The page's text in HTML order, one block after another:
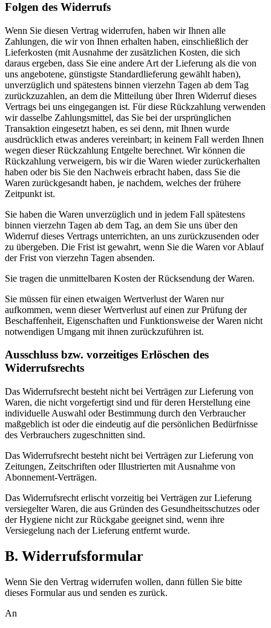
Folgen des Widerrufs
Wenn Sie diesen Vertrag widerrufen, haben wir Ihnen alle
Zahlungen, die wir von Ihnen erhalten haben, einschließlich der
Lieferkosten (mit Ausnahme der zusätzlichen Kosten, die sich
daraus ergeben, dass Sie eine andere Art der Lieferung als die von
uns angebotene, günstigste Standardlieferung gewählt haben),
unverzüglich und spätestens binnen vierzehn Tagen ab dem Tag
zurückzuzahlen, an dem die Mitteilung über Ihren Widerruf dieses
Vertrags bei uns eingegangen ist. Für diese Rückzahlung verwenden
wir dasselbe Zahlungsmittel, das Sie bei der ursprünglichen
Transaktion eingesetzt haben, es sei denn, mit Ihnen wurde
ausdrücklich etwas anderes vereinbart; in keinem Fall werden Ihnen
wegen dieser Rückzahlung Entgelte berechnet. Wir können die
Rückzahlung verweigern, bis wir die Waren wieder zurückerhalten
haben oder bis Sie den Nachweis erbracht haben, dass Sie die
Waren zurückgesandt haben, je nachdem, welches der frühere
Zeitpunkt ist.
Sie haben die Waren unverzüglich und in jedem Fall spätestens
binnen vierzehn Tagen ab dem Tag, an dem Sie uns über den
Widerruf dieses Vertrags unterrichten, an uns zurückzusenden oder
zu übergeben. Die Frist ist gewahrt, wenn Sie die Waren vor Ablauf
der Frist von vierzehn Tagen absenden.
Sie tragen die unmittelbaren Kosten der Rücksendung der Waren.
Sie müssen für einen etwaigen Wertverlust der Waren nur
aufkommen, wenn dieser Wertverlust auf einen zur Prüfung der
Beschaffenheit, Eigenschaften und Funktionsweise der Waren nicht
notwendigen Umgang mit ihnen zurückzuführen ist.
Ausschluss bzw. vorzeitiges Erlöschen des
Widerrufsrechts
Das Widerrufsrecht besteht nicht bei Verträgen zur Lieferung von
Waren, die nicht vorgefertigt sind und für deren Herstellung eine
individuelle Auswahl oder Bestimmung durch den Verbraucher
maßgeblich ist oder die eindeutig auf die persönlichen Bedürfnisse
des Verbrauchers zugeschnitten sind.
Das Widerrufsrecht besteht nicht bei Verträgen zur Lieferung von
Zeitungen, Zeitschriften oder Illustrierten mit Ausnahme von
Abonnement-Verträgen.
Das Widerrufsrecht erlischt vorzeitig bei Verträgen zur Lieferung
versiegelter Waren, die aus Gründen des Gesundheitsschutzes oder
der Hygiene nicht zur Rückgabe geeignet sind, wenn ihre
Versiegelung nach der Lieferung entfernt wurde.
B. Widerrufsformular
Wenn Sie den Vertrag widerrufen wollen, dann füllen Sie bitte
dieses Formular aus und senden es zurück.
An